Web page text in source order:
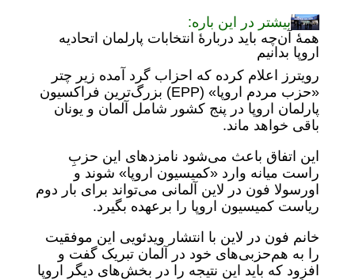
بیشتر در این باره:
همهٔ آن‌چه باید درباره‌ٔ انتخابات پارلمان اتحادیه
اروپا بدانیم
رویترز اعلام کرده که احزاب گرد آمده زیر چتر
«حزب مردم اروپا» (EPP) بزرگ‌ترین فراکسیون
پارلمان اروپا در پنج کشور شامل آلمان و یونان
باقی خواهد ماند.
این اتفاق باعث می‌شود نامزدهای این حزبِ
راست میانه وارد «کمیسیون اروپا» شوند و
اورسولا فون در لاین آلمانی می‌تواند برای بار دوم
ریاست کمیسیون اروپا را برعهده بگیرد.
خانم فون در لاین با انتشار ویدئویی این موفقیت
را به هم‌حزبی‌های خود در آلمان تبریک گفت و
افزود که باید این نتیجه را در بخش‌های دیگر اروپا